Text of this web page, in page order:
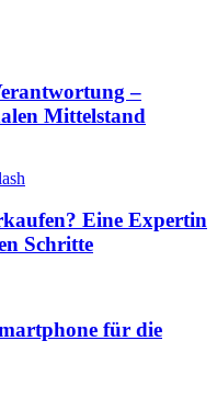
–
Mittelstand
Eine Expertin
Schritte
für die